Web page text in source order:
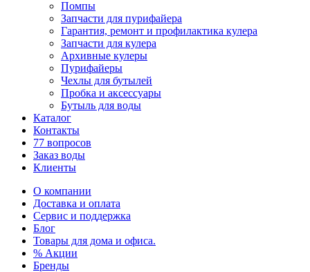
Помпы
Запчасти для пурифайера
Гарантия, ремонт и профилактика кулера
Запчасти для кулера
Архивные кулеры
Пурифайеры
Чехлы для бутылей
Пробка и аксессуары
Бутыль для воды
Каталог
Контакты
77 вопросов
Заказ воды
Клиенты
О компании
Доставка и оплата
Сервис и поддержка
Блог
Товары для дома и офиса.
% Акции
Бренды